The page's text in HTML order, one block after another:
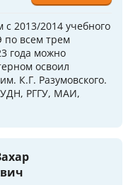
2013/2014 учебного
по всем трем
года можно
освоил
К.Г. Разумовского.
РГГУ, МАИ,